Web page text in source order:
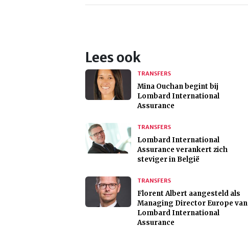
Lees ook
TRANSFERS
Mina Ouchan begint bij
Lombard International
Assurance
TRANSFERS
Lombard International
Assurance verankert zich
steviger in België
TRANSFERS
Florent Albert aangesteld als
Managing Director Europe van
Lombard International
Assurance